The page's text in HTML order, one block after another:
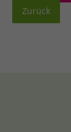
Zurück